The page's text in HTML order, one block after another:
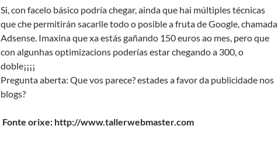
Si, con facelo básico podría chegar, ainda que hai múltiples técnicas
que che permitirán sacarlle todo o posible a fruta de Google, chamada
Adsense. Imaxina que xa estás gañando 150 euros ao mes, pero que
con algunhas optimizacions poderías estar chegando a 300, o
doble¡¡¡¡
Pregunta aberta: Que vos parece? estades a favor da publicidade nos
blogs?
Fonte orixe: http://www.tallerwebmaster.com